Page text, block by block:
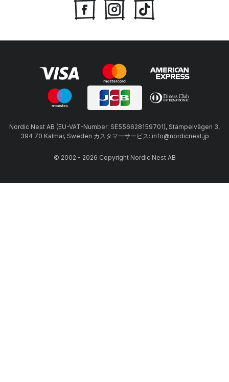
Nordic Nest AB (EU-VAT-Number: SE556628159701), Stämpelvägen 3,
394 70 Kalmar, Sweden カスタマーサービス: info@nordicnest.jp
© 2002 - 2026 Copyright Nordic Nest AB